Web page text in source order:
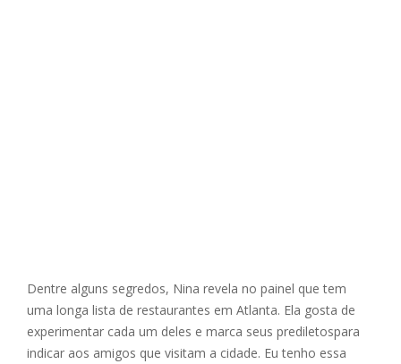
Dentre alguns segredos, Nina revela no painel que tem
uma longa lista de restaurantes em Atlanta. Ela gosta de
experimentar cada um deles e marca seus prediletospara
indicar aos amigos que visitam a cidade. Eu tenho essa